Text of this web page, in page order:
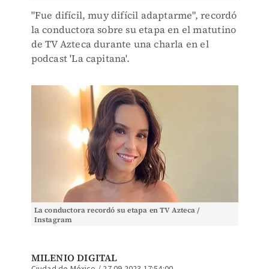
"Fue difícil, muy difícil adaptarme", recordó
la conductora sobre su etapa en el matutino
de TV Azteca durante una charla en el
podcast 'La capitana'.
La conductora recordó su etapa en TV Azteca /
Instagram
MILENIO DIGITAL